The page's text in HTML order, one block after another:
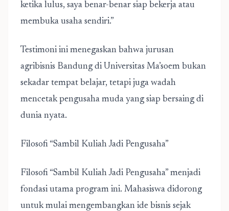
ketika lulus, saya benar-benar siap bekerja atau
membuka usaha sendiri.”
Testimoni ini menegaskan bahwa jurusan
agribisnis Bandung di Universitas Ma’soem bukan
sekadar tempat belajar, tetapi juga wadah
mencetak pengusaha muda yang siap bersaing di
dunia nyata.
Filosofi “Sambil Kuliah Jadi Pengusaha”
Filosofi “Sambil Kuliah Jadi Pengusaha” menjadi
fondasi utama program ini. Mahasiswa didorong
untuk mulai mengembangkan ide bisnis sejak